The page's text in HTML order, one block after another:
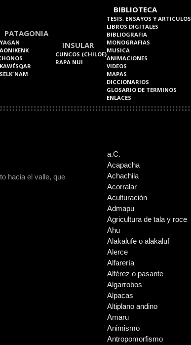
PATAGONIA
YAGAN
AONIKENK
KAWÉSQAR
SELK´NAM
INSULAR
CUNCOS (CHILOE)
RAPA NUI
BIBLIOTECA
TESIS, ENSAYOS Y ARTICULOS
LIBROS DIGITALES
BIBLIOGRAFIA
MONOGRAFIAS
MUSICA
ANIMACIONES
VIDEOS
MAPAS
DICCIONARIOS
GLOSARIO DE TERMINOS
ENLACES
hacia el valle, que
a.C.
Acapacha
Achachila
Acorralar
Aculturación
Admapu
Agricultura de tala y roce
Ahu
Alakalufe o alakaluf
Alerce
Alfarería
Alférez o pasante
Algarrobos
Alpacas
Altiplano andino
Amaru
Animismo
Antropomorfismo